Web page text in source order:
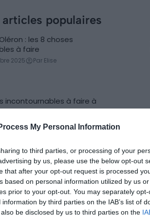
My Personal Information
to third parties, or processing of your
by us, please use the below opt-out
that after your opt-out request is processed
based on personal information utilized by us
prior to your opt-out. You may separately
by third parties on the IAB’s list of
be disclosed by us to third parties on the
articles populaires
: les 8 choses
à faire
2025 Par Elise
incontournables à faire à
2025 Par Elise
: Ses publications
Ré : les 10 choses
à faire
Par Elise